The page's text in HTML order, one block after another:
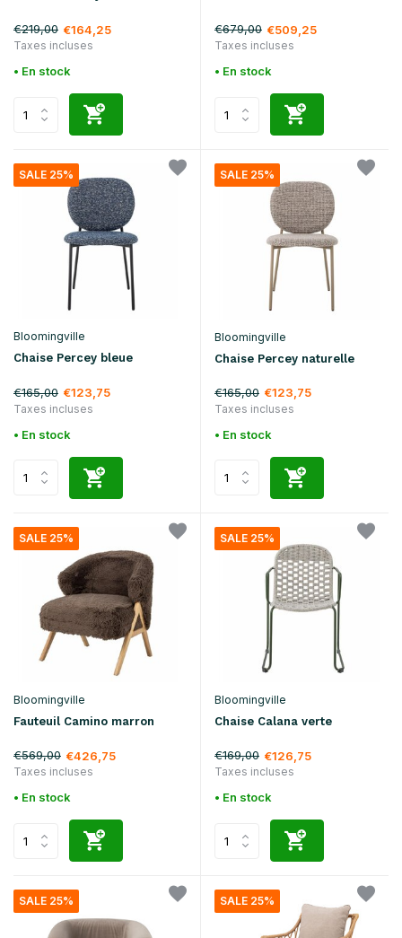
€219,00 €164,25
Taxes incluses
• En stock
€679,00 €509,25
Taxes incluses
• En stock
SALE 25%
Bloomingville
Chaise Percey bleue
€165,00 €123,75
Taxes incluses
• En stock
SALE 25%
Bloomingville
Chaise Percey naturelle
€165,00 €123,75
Taxes incluses
• En stock
SALE 25%
Bloomingville
Fauteuil Camino marron
€569,00 €426,75
Taxes incluses
• En stock
SALE 25%
Bloomingville
Chaise Calana verte
€169,00 €126,75
Taxes incluses
• En stock
SALE 25% SALE 25%